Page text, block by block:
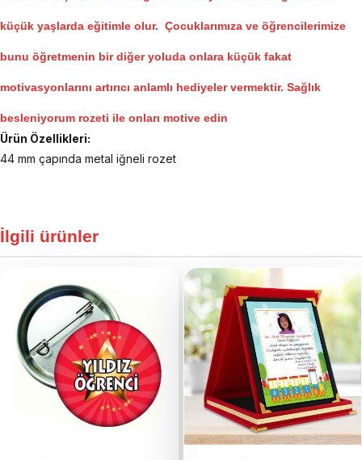
küçük yaşlarda eğitimle olur. Çocuklarımıza ve öğrencilerimize
bunu öğretmenin bir diğer yoluda onlara küçük fakat
motivasyonlarını artırıcı anlamlı hediyeler vermektir. Sağlık
besleniyorum rozeti ile onları motive edin
Ürün Özellikleri:
44 mm çapında metal iğneli rozet
İlgili ürünler